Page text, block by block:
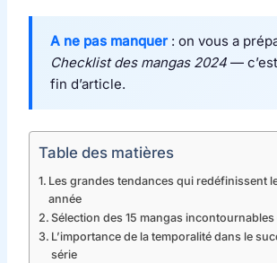
A ne pas manquer: on vous a
Checklist des mangas 2024—
fin d’article.
Table des matières
Les grandes tendances qui redéfinissent
année
Sélection des 15 mangas
L’importance de la temporalité dans le
série